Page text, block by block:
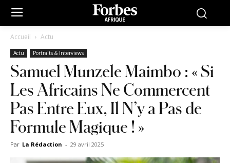
Accueil Actu
Actu Portraits & Interviews
Samuel Munzele Maimbo : « Si
Les Africains Ne Commercent
Pas Entre Eux, Il N’y a Pas de
Formule Magique ! »
Par La Rédaction - 29 avril 2025